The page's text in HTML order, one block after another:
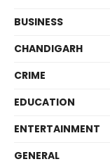
BUSINESS
CHANDIGARH
CRIME
EDUCATION
ENTERTAINMENT
GENERAL